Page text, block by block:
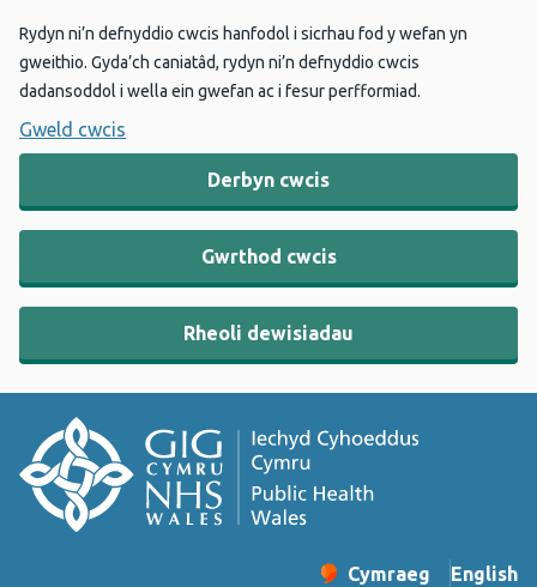
Rydyn ni’n defnyddio cwcis hanfodol i sicrhau fod y wefan yn
gweithio. Gyda’ch caniatâd, rydyn ni’n defnyddio cwcis
dadansoddol i wella ein gwefan ac i fesur perfformiad.
Gweld cwcis
Derbyn cwcis
Gwrthod cwcis
Rheoli dewisiadau
Cymraeg English
–